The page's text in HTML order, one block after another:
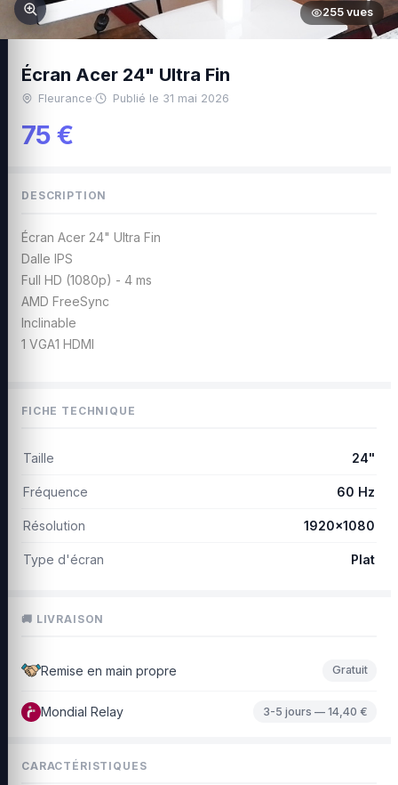
255 vues
DESCRIPTION
Écran Acer 24" Ultra Fin
Dalle IPS
Full HD (1080p) - 4 ms
AMD FreeSync
Inclinable
1 VGA1 HDMI
CARACTÉRISTIQUES
Écran Acer 24" Ultra Fin
Fleurance· Publié le 31 mai 2026
75 €
FICHE TECHNIQUE
Taille 24"
Fréquence 60 Hz
Résolution 1920x1080
Type d'écran Plat
🚚 LIVRAISON
Remise en main propre Gratuit
Mondial Relay 3-5 jours — 14,40 €